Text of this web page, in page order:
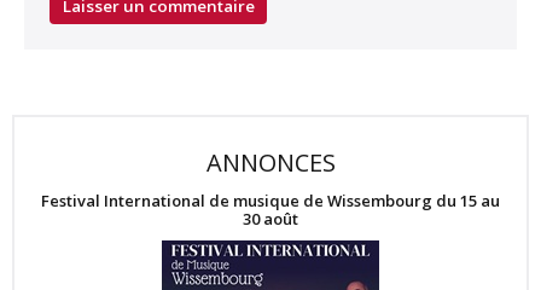
ANNONCES
Festival International de musique de Wissembourg du 15 au
30 août